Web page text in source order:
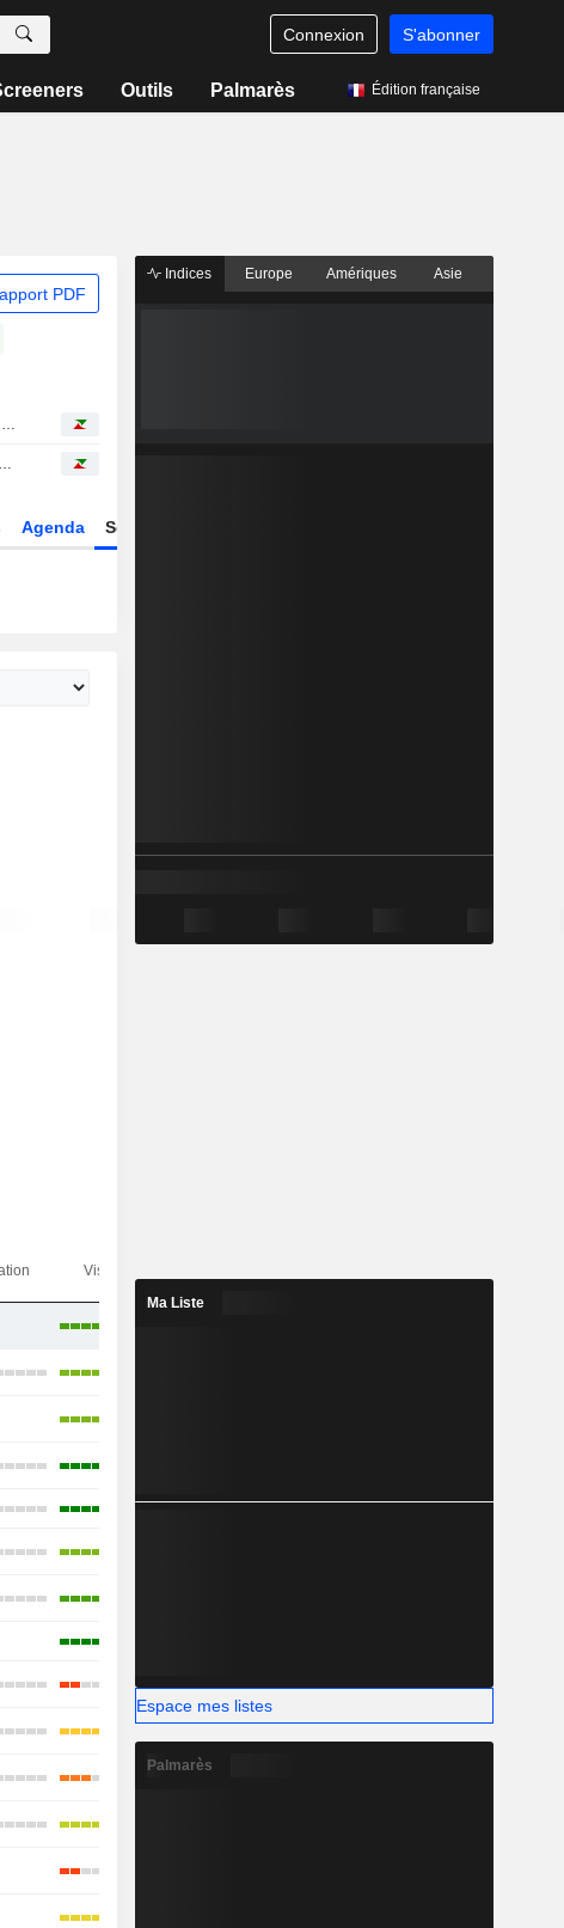
Connexion S'abonner
Outils Palmarès Édition française
PDF
Financements dilutifs et fonds vautours : le législateur s'en mêle enfin
Agenda des dividendes et des AG : des coupons chez Saint-Gobain et Orange
Agenda Secteur
Visibilité
Indices Europe Amériques Asie
Ma Liste
Espace mes listes
Palmarès